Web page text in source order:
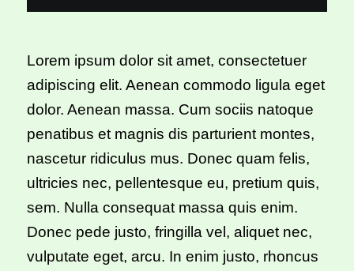
Lorem ipsum dolor sit amet, consectetuer
adipiscing elit. Aenean commodo ligula eget
dolor. Aenean massa. Cum sociis natoque
penatibus et magnis dis parturient montes,
nascetur ridiculus mus. Donec quam felis,
ultricies nec, pellentesque eu, pretium quis,
sem. Nulla consequat massa quis enim.
Donec pede justo, fringilla vel, aliquet nec,
vulputate eget, arcu. In enim justo, rhoncus